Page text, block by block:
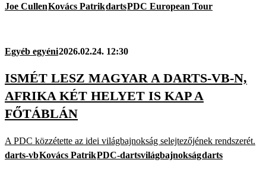
Joe CullenKovács PatrikdartsPDC European Tour
Egyéb egyéni2026.02.24. 12:30
ISMÉT LESZ MAGYAR A DARTS-VB-N,
AFRIKA KÉT HELYET IS KAP A
FŐTÁBLÁN
A PDC közzétette az idei világbajnokság selejtezőjének rendszerét.
darts-vbKovács PatrikPDC-dartsvilágbajnokságdarts